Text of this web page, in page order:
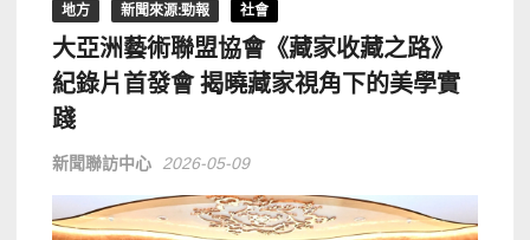
地方 新聞來源:勁報 社會
大亞洲藝術聯盟協會《藏家收藏之路》
紀錄片首發會 揭曉藏家視角下的美學實
踐
新聞聯訪中心 2026-05-09